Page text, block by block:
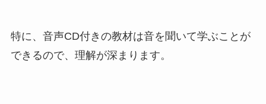
特に、音声CD付きの教材は音を聞いて学ぶことが
できるので、理解が深まります。